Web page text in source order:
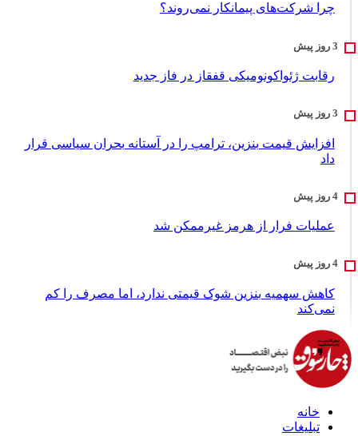
چرا شرکت‌های پیمانکار نمی‌روند؟
رقابت ژئواکونومیکی قفقاز در فاز جدید
افزایش قیمت بنزین، ترامپ را در آستانه بحران سیاسی قرار
داد
عملیات فرار از هرمز غیرممکن شد
کاهش سهمیه بنزین شوک قیمتی ندارد، اما مصرف را کم
نمی‌کند
خانه
تبلیغات